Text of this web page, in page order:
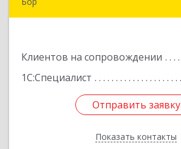
Клиентов на сопровождении
1С:Специалист
Отправить заявку
Показать контакты
Отправить заявку
Назад